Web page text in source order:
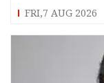
FRI,7 AUG 2026